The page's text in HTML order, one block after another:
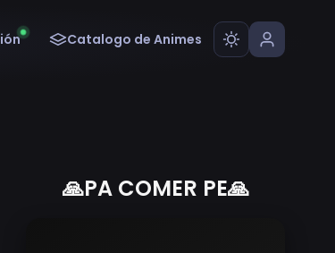
Catalogo de Animes
🙏PA COMER PE🙏